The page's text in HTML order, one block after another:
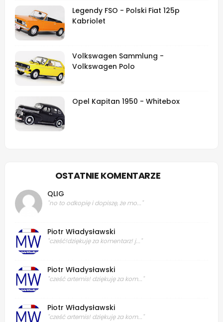
Legendy FSO - Polski Fiat 125p
Kabriolet
Volkswagen Sammlung -
Volkswagen Polo
Opel Kapitan 1950 - Whitebox
OSTATNIE KOMENTARZE
QLIG
"no to odkopię i dopiszę, że mo..."
Piotr Władysławski
"cześć!dziękuję za komentarz! j..."
Piotr Władysławski
"cześć artemis! dziękuję za kom..."
Piotr Władysławski
"cześć artemis! dziękuję za kom..."